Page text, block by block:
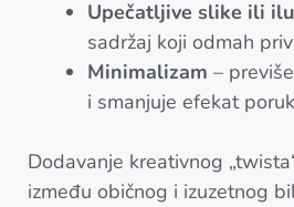
Upečatljive slike ili
sadržaj koji odmah
Minimalizam –
i smanjuje efekat
Dodavanje kreativnog
između običnog i izuzetnog